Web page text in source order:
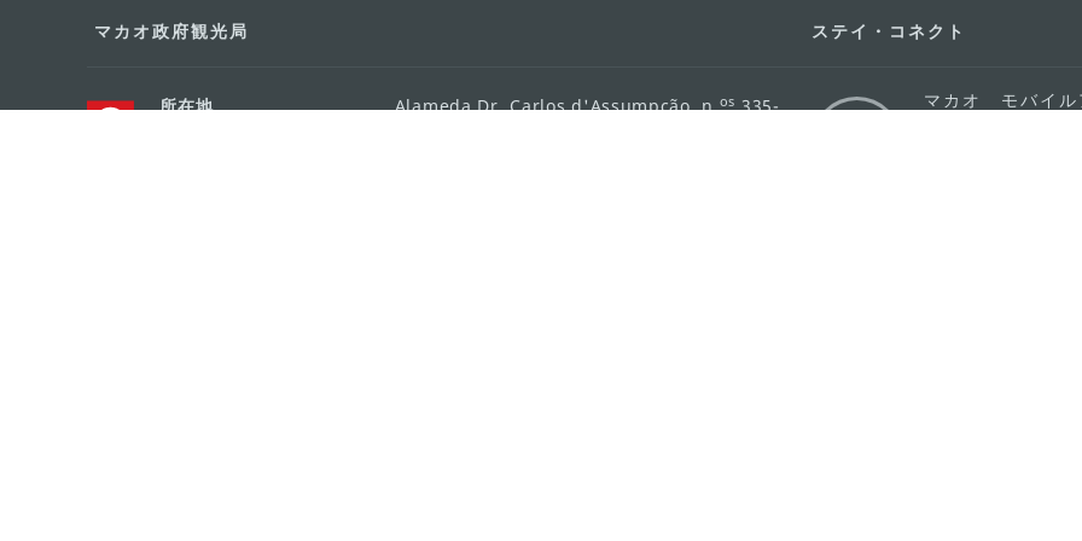
マカオ政府観光局
所在地 Alameda Dr. Carlos d'Assumpção, n.os335-
ステイ・コネクト
マカオ モバイル